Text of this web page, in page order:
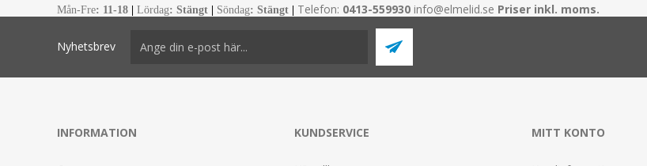
Mån-Fre: 11-18 | Lördag: Stängt | Söndag: Stängt | Telefon: 0413-559930 info@elmelid.se Priser inkl. moms.
Nyhetsbrev
INFORMATION KUNDSERVICE MITT KONTO